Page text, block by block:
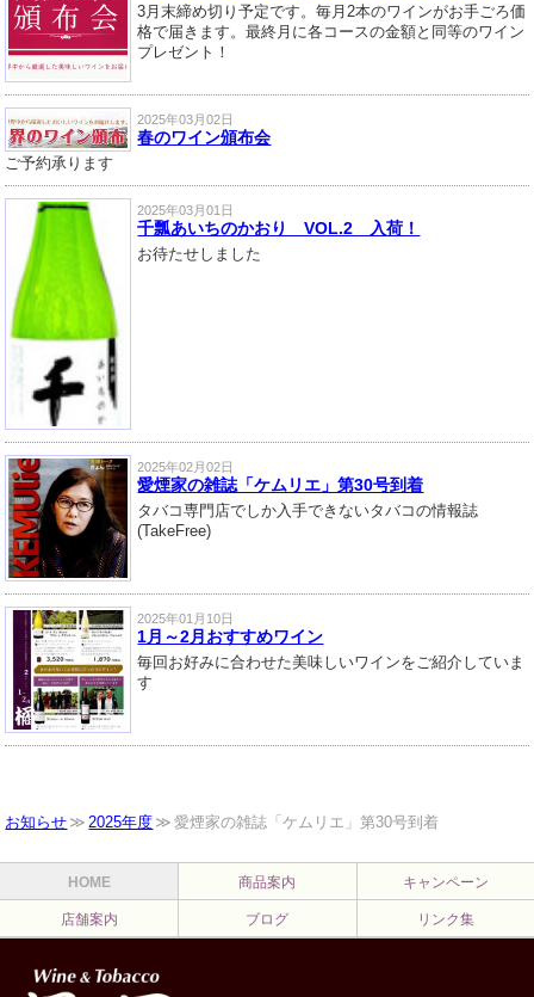
3月末締め切り予定です。毎月2本のワインがお手ごろ価
格で届きます。最終月に各コースの金額と同等のワイン
プレゼント！
2025年03月02日
春のワイン頒布会
ご予約承ります
2025年03月01日
千瓢あいちのかおり VOL.2 入荷！
お待たせしました
2025年02月02日
愛煙家の雑誌「ケムリエ」第30号到着
タバコ専門店でしか入手できないタバコの情報誌
(TakeFree)
2025年01月10日
1月～2月おすすめワイン
毎回お好みに合わせた美味しいワインをご紹介していま
す
お知らせ 2025年度 愛煙家の雑誌「ケムリエ」第30号到着
HOME 商品案内 キャンペーン
店舗案内 ブログ リンク集